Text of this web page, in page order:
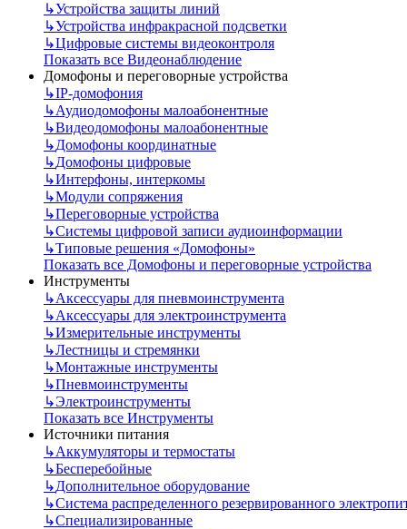
↳Устройства защиты линий
↳Устройства инфракрасной подсветки
↳Цифровые системы видеоконтроля
Показать все Видеонаблюдение
Домофоны и переговорные устройства
↳IP-домофония
↳Аудиодомофоны малоабонентные
↳Видеодомофоны малоабонентные
↳Домофоны координатные
↳Домофоны цифровые
↳Интерфоны, интеркомы
↳Модули сопряжения
↳Переговорные устройства
↳Системы цифровой записи аудиоинформации
↳Типовые решения «Домофоны»
Показать все Домофоны и переговорные устройства
Инструменты
↳Аксессуары для пневмоинструмента
↳Аксессуары для электроинструмента
↳Измерительные инструменты
↳Лестницы и стремянки
↳Монтажные инструменты
↳Пневмоинструменты
↳Электроинструменты
Показать все Инструменты
Источники питания
↳Аккумуляторы и термостаты
↳Бесперебойные
↳Дополнительное оборудование
↳Система распределенного резервированного
↳Специализированные